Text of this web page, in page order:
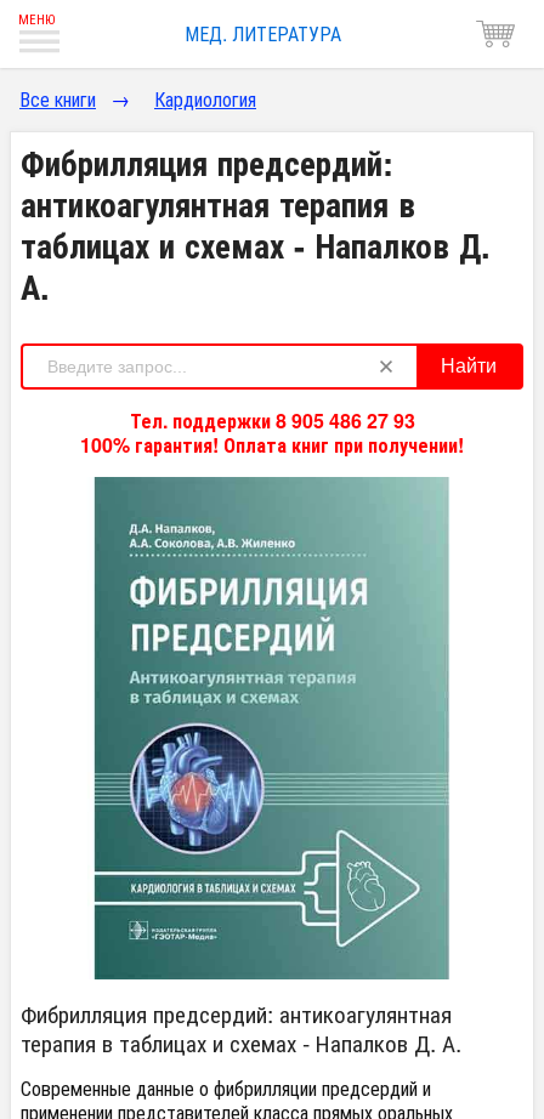
МЕД. ЛИТЕРАТУРА
Все книги → Кардиология
Фибрилляция предсердий:
антикоагулянтная терапия в
таблицах и схемах - Напалков Д.
А.
Найти
Тел. поддержки 8 905 486 27 93
100% гарантия! Оплата книг при получении!
Фибрилляция предсердий: антикоагулянтная
терапия в таблицах и схемах - Напалков Д. А.
Современные данные о фибрилляции предсердий и
применении представителей класса прямых оральных